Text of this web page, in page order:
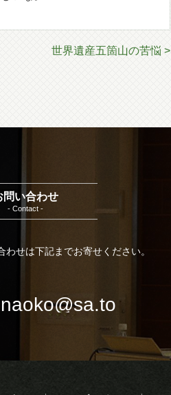
世界遺産五箇山の苦悩 >
問い合わせ
- Contact -
せは下記までお寄せください。
naoko@sa.to